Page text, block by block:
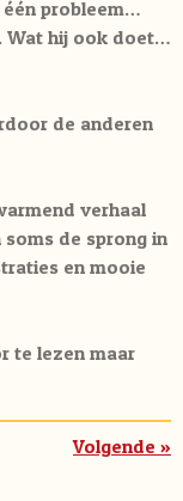
probleem…
Wat hij ook doet…
de anderen
verhaal
de sprong in
en mooie
te lezen maar
Volgende »